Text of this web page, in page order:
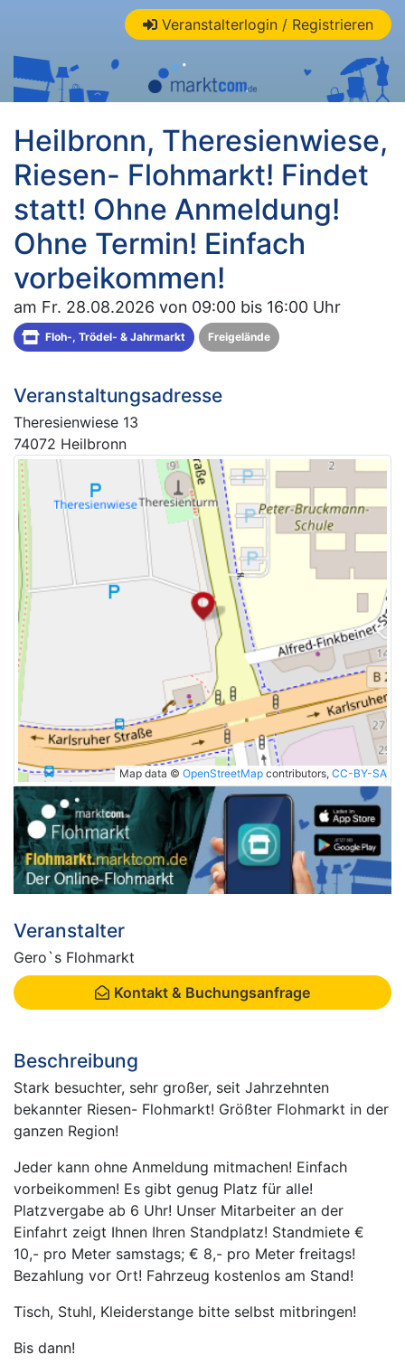
Veranstalterlogin / Registrieren
Heilbronn, Theresienwiese,
Riesen- Flohmarkt! Findet
statt! Ohne Anmeldung!
Ohne Termin! Einfach
vorbeikommen!
am Fr. 28.08.2026 von 09:00 bis 16:00 Uhr
Floh-, Trödel- & Jahrmarkt Freigelände
Veranstaltungsadresse
Theresienwiese 13
74072 Heilbronn
Map data © OpenStreetMap contributors, CC-BY-SA
Veranstalter
Gero`s Flohmarkt
Kontakt & Buchungsanfrage
Beschreibung
Stark besuchter, sehr großer, seit Jahrzehnten
bekannter Riesen- Flohmarkt! Größter Flohmarkt in der
ganzen Region!
Jeder kann ohne Anmeldung mitmachen! Einfach
vorbeikommen! Es gibt genug Platz für alle!
Platzvergabe ab 6 Uhr! Unser Mitarbeiter an der
Einfahrt zeigt Ihnen Ihren Standplatz! Standmiete €
10,- pro Meter samstags; € 8,- pro Meter freitags!
Bezahlung vor Ort! Fahrzeug kostenlos am Stand!
Tisch, Stuhl, Kleiderstange bitte selbst mitbringen!
Bis dann!